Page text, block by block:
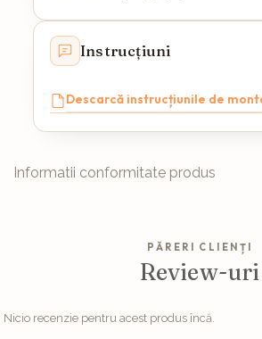
Instrucțiuni
Descarcă instrucțiunile de
Informatii conformitate produs
PĂRERI CLIENȚI
Review-uri
Nicio recenzie pentru acest produs încă.